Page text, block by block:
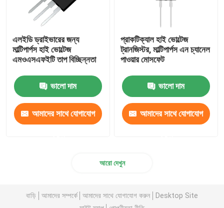
এলইডি ড্রাইভারের জন্য
মাল্টিপার্পস হাই ভোল্টেজ
এমওএসএফইটি তাপ বিচ্ছিন্নতা
ভালো দাম
আমাদের সাথে যোগাযোগ
প্রাকটিক্যাল হাই ভোল্টেজ
ট্রানজিস্টর, মাল্টিপার্পস এন চ্যানেল
পাওয়ার মোসফেট
ভালো দাম
আমাদের সাথে যোগাযোগ
আরো দেখুন
বাড়ি আমাদের সম্পর্কে আমাদের সাথে যোগাযোগ করুন
Desktop Site